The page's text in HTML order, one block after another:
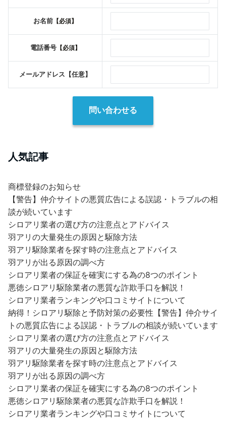
お名前 【必須】
電話番号【必須】
メールアドレス 【任意】
人気記事
商標登録のお知らせ
【警告】仲介サイトの悪質広告による誤認・トラブルの相
談が続いています
シロアリ業者の選び方の注意点とアドバイス
羽アリの大量発生の原因と駆除方法
羽アリ駆除業者を探す時の注意点とアドバイス
羽アリが出る原因の調べ方
シロアリ業者の保証を確実にする為の8つのポイント
悪徳シロアリ駆除業者の悪質な詐欺手口を解説！
シロアリ業者ランキングや口コミサイトについて
納得！シロアリ駆除と予防対策の必要性 【警告】仲介サイ
トの悪質広告による誤認・トラブルの相談が続いています
シロアリ業者の選び方の注意点とアドバイス
羽アリの大量発生の原因と駆除方法
羽アリ駆除業者を探す時の注意点とアドバイス
羽アリが出る原因の調べ方
シロアリ業者の保証を確実にする為の8つのポイント
悪徳シロアリ駆除業者の悪質な詐欺手口を解説！
シロアリ業者ランキングや口コミサイトについて